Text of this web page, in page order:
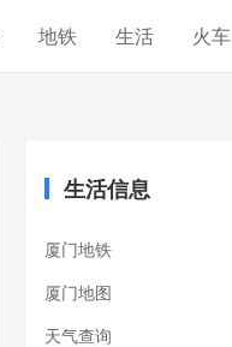
地铁 生活 火车
生活信息
厦门地铁
厦门地图
天气查询